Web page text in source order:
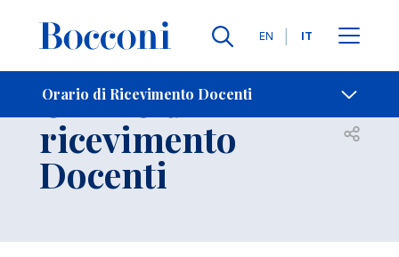
Lingue
EN IT
Orario di Ricevimento Docenti
-
Orario di
ricevimento
Docenti
Open